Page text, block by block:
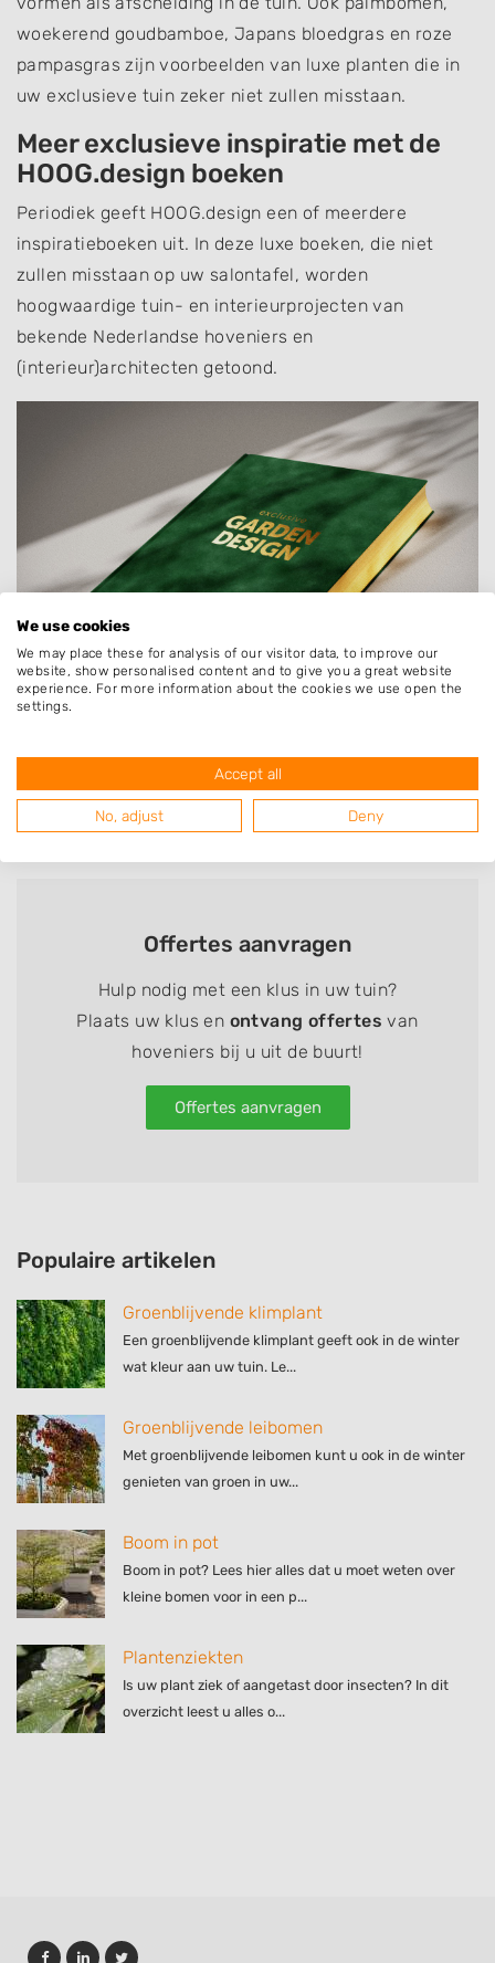
woekerend goudbamboe, Japans bloedgras en roze
pampasgras zijn voorbeelden van luxe planten die in
uw exclusieve tuin zeker niet zullen misstaan.
Meer exclusieve inspiratie met de
HOOG.design boeken
Periodiek geeft HOOG.design een of meerdere
inspiratieboeken uit. In deze luxe boeken, die niet
zullen misstaan op uw salontafel, worden
hoogwaardige tuin- en interieurprojecten van
bekende Nederlandse hoveniers en
(interieur)architecten getoond.
via
Facebook
Delen
via
Delen
via
Delen
via via
Whatsapp
via
email
Vorige bericht Volgende bericht
Offertes aanvragen
Hulp nodig met een klus in uw tuin?
Plaats uw klus en ontvang offertes van
hoveniers bij u uit de buurt!
Offertes aanvragen
Populaire artikelen
Groenblijvende klimplant
Een groenblijvende klimplant geeft ook in de winter
wat kleur aan uw tuin. Le...
Groenblijvende leibomen
Met groenblijvende leibomen kunt u ook in de winter
genieten van groen in uw...
Boom in pot
Boom in pot? Lees hier alles dat u moet weten over
kleine bomen voor in een p...
Plantenziekten
Is uw plant ziek of aangetast door insecten? In dit
overzicht leest u alles o...
We use cookies
We may place these for analysis of our visitor data, to improve our
website, show personalised content and to give you a great website
experience. For more information about the cookies we use open the
settings.
Accept all
No, adjust Deny